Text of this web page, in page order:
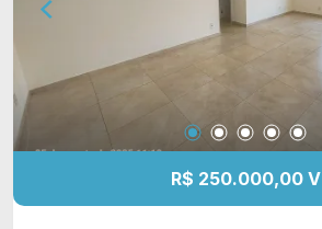
R$ 250.000,00 V